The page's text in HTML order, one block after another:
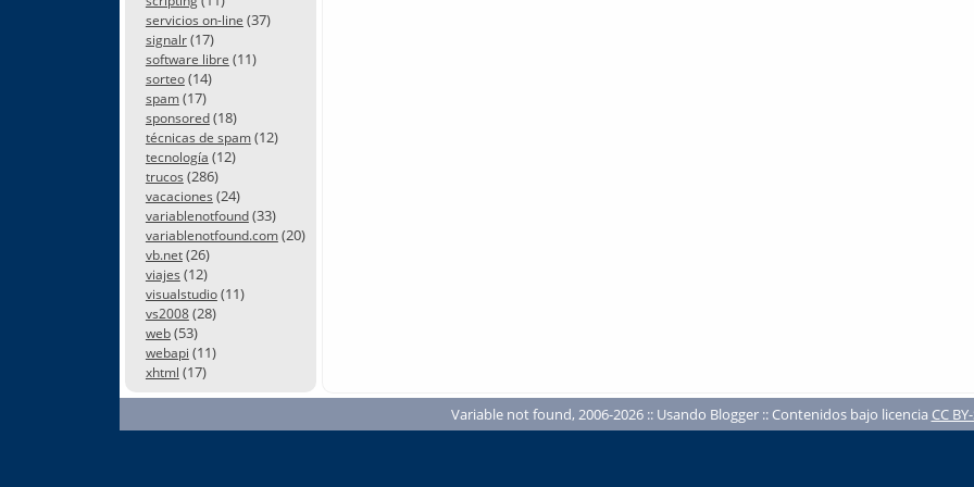
servicios on-line (37)
signalr(17)
software libre (11)
sorteo(14)
spam(17)
sponsored(18)
técnicas de spam(12)
tecnología (12)
trucos (286)
vacaciones (24)
variablenotfound(33)
variablenotfound.com(20)
vb.net(26)
viajes (12)
visualstudio(11)
vs2008(28)
web(53)
webapi (11)
xhtml (17)
Variable not found, 2006-2026 :: Usando Blogger :: Contenidos bajo licencia CC